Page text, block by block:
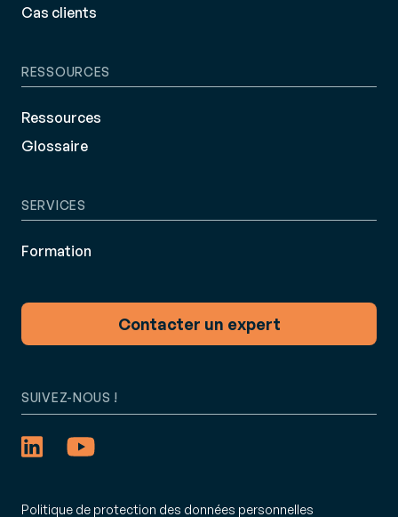
Cas clients
RESSOURCES
Ressources
Glossaire
SERVICES
Formation
Contacter un expert
Politique de protection des données personnelles
SUIVEZ-NOUS !